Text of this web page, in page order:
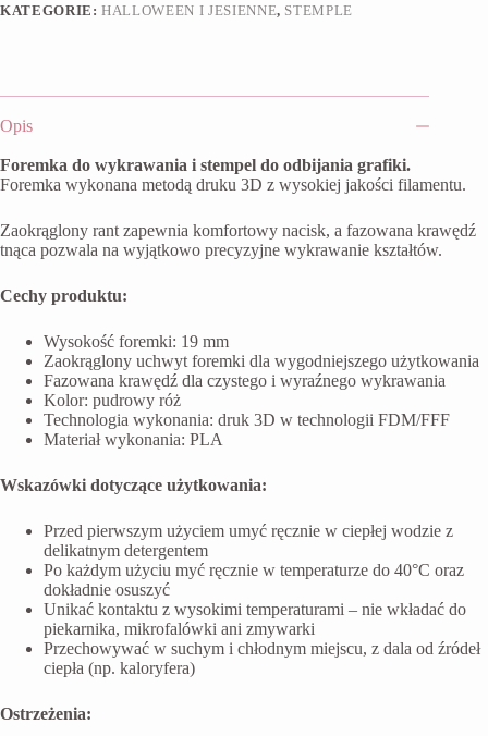
KATEGORIE:HALLOWEEN I JESIENNE, STEMPLE
Opis
Foremka do wykrawania i stempel do odbijania grafiki.
Foremka wykonana metodą druku 3D z wysokiej jakości filamentu.
Zaokrąglony rant zapewnia komfortowy nacisk, a fazowana krawędź
tnąca pozwala na wyjątkowo precyzyjne wykrawanie kształtów.
Cechy produktu:
Wysokość foremki: 19 mm
Zaokrąglony uchwyt foremki dla wygodniejszego użytkowania
Fazowana krawędź dla czystego i wyraźnego wykrawania
Kolor: pudrowy róż
Technologia wykonania: druk 3D w technologii FDM/FFF
Materiał wykonania: PLA
Wskazówki dotyczące użytkowania:
Przed pierwszym użyciem umyć ręcznie w ciepłej wodzie z
delikatnym detergentem
Po każdym użyciu myć ręcznie w temperaturze do 40°C oraz
dokładnie osuszyć
Unikać kontaktu z wysokimi temperaturami – nie wkładać do
piekarnika, mikrofalówki ani zmywarki
Przechowywać w suchym i chłodnym miejscu, z dala od źródeł
ciepła (np. kaloryfera)
Ostrzeżenia: